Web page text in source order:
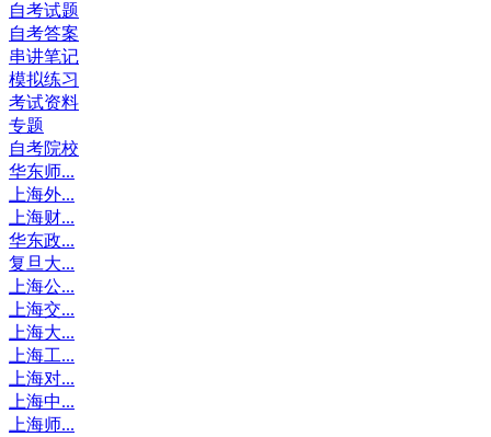
自考试题
自考答案
串讲笔记
模拟练习
考试资料
专题
自考院校
华东师...
上海外...
上海财...
华东政...
复旦大...
上海公...
上海交...
上海大...
上海工...
上海对...
上海中...
上海师...